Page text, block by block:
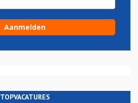
TOPVACATURES